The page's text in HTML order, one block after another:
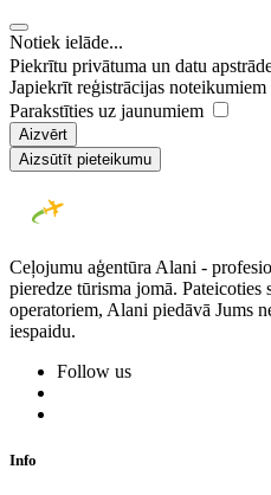
Notiek ielāde...
Piekrītu privātuma un datu
Japiekrīt reģistrācijas noteikumiem
Parakstīties uz jaunumiem
Aizvērt
Aizsūtīt pieteikumu
Ceļojumu aģentūra Alani -
pieredze tūrisma jomā. Pateicoties
operatoriem, Alani piedāvā Jums
iespaidu.
Follow us
Info